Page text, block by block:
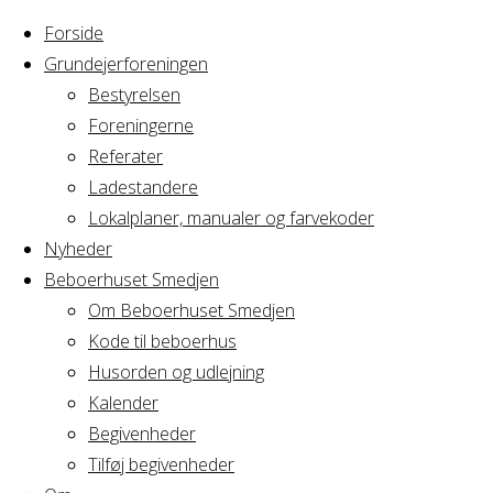
Forside
Grundejerforeningen
Bestyrelsen
Foreningerne
Referater
Ladestandere
Lokalplaner, manualer og farvekoder
Nyheder
Beboerhuset Smedjen
Om Beboerhuset Smedjen
Kode til beboerhus
Husorden og udlejning
Kalender
Begivenheder
Tilføj begivenheder
Home
Arrangement
Aftenmeditation